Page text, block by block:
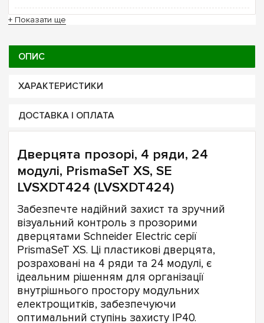
+ Показати ще
ОПИС
ХАРАКТЕРИСТИКИ
ДОСТАВКА І ОПЛАТА
Дверцята прозорі, 4 ряди, 24
модулі, PrismaSeT XS, SE
LVSXDT424 (LVSXDT424)
Забезпечте надійний захист та зручний
візуальний контроль з прозорими
дверцятами Schneider Electric серії
PrismaSeT XS. Ці пластикові дверцята,
розраховані на 4 ряди та 24 модулі, є
ідеальним рішенням для організації
внутрішнього простору модульних
електрощитків, забезпечуючи
оптимальний ступінь захисту IP40.